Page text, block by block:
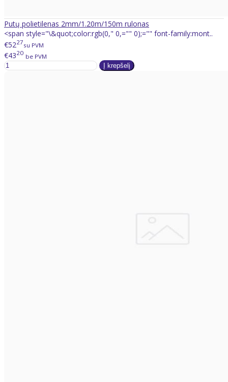
Putų polietilenas 2mm/1.20m/150m rulonas
<span style="\&quot;color:rgb(0," 0,="" 0);="" font-family:mont..
€5227su PVM
€4320 be PVM